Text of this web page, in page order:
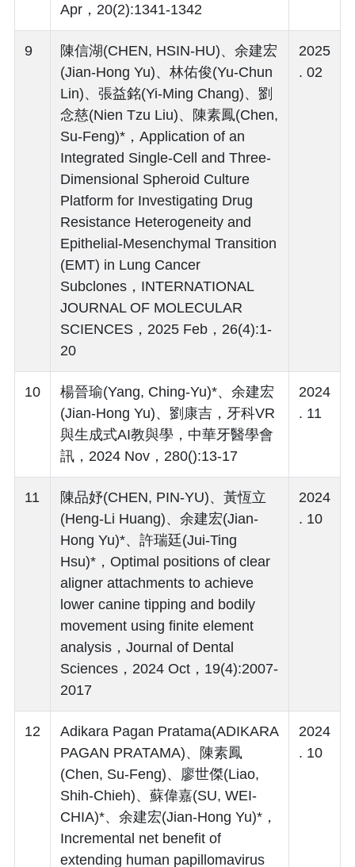
Apr，20(2):1341-1342
9
陳信湖(CHEN, HSIN-HU)、余建宏
(Jian-Hong Yu)、林佑俊(Yu-Chun
Lin)、張益銘(Yi-Ming Chang)、劉
念慈(Nien Tzu Liu)、陳素鳳(Chen,
Su-Feng)*，Application of an
Integrated Single-Cell and Three-
Dimensional Spheroid Culture
Platform for Investigating Drug
Resistance Heterogeneity and
Epithelial-Mesenchymal Transition
(EMT) in Lung Cancer
Subclones，INTERNATIONAL
JOURNAL OF MOLECULAR
SCIENCES，2025 Feb，26(4):1-
20
2025
. 02
10
楊晉瑜(Yang, Ching-Yu)*、余建宏
(Jian-Hong Yu)、劉康吉，牙科VR
與生成式AI教與學，中華牙醫學會
訊，2024 Nov，280():13-17
2024
. 11
11
陳品妤(CHEN, PIN-YU)、黃恆立
(Heng-Li Huang)、余建宏(Jian-
Hong Yu)*、許瑞廷(Jui-Ting
Hsu)*，Optimal positions of clear
aligner attachments to achieve
lower canine tipping and bodily
movement using finite element
analysis，Journal of Dental
Sciences，2024 Oct，19(4):2007-
2017
2024
. 10
12
Adikara Pagan Pratama(ADIKARA
PAGAN PRATAMA)、陳素鳳
(Chen, Su-Feng)、廖世傑(Liao,
Shih-Chieh)、蘇偉嘉(SU, WEI-
CHIA)*、余建宏(Jian-Hong Yu)*，
Incremental net benefit of
extending human papillomavirus
2024
. 10